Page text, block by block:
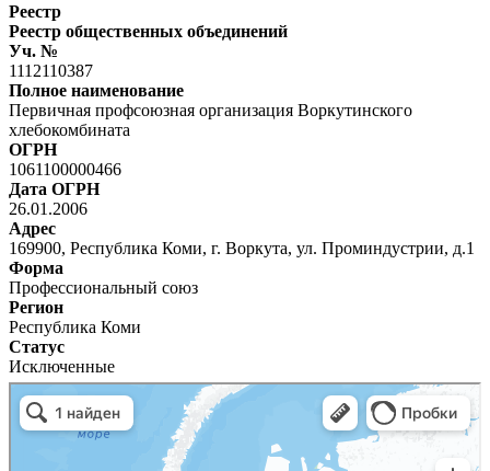
Реестр
Реестр общественных объединений
Уч. №
1112110387
Полное наименование
Первичная профсоюзная организация Воркутинского
хлебокомбината
ОГРН
1061100000466
Дата ОГРН
26.01.2006
Адрес
169900, Республика Коми, г. Воркута, ул. Проминдустрии, д.1
Форма
Профессиональный союз
Регион
Республика Коми
Статус
Исключенные